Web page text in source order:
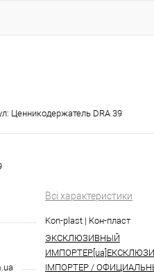
Ценникодержатель DRA 39
Всі характеристики
Kon-plast | Кон-пласт
ЭКСКЛЮЗИВНЫЙ
ІМПОРТЕР /